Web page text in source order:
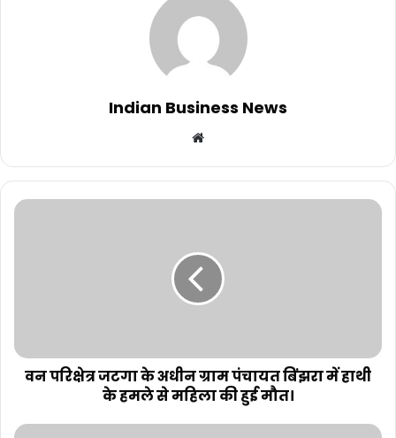
Indian Business News
Website
वन परिक्षेत्र जटगा के अधीन ग्राम पंचायत बिंझरा में हाथी
के हमले से महिला की हुई मौत।